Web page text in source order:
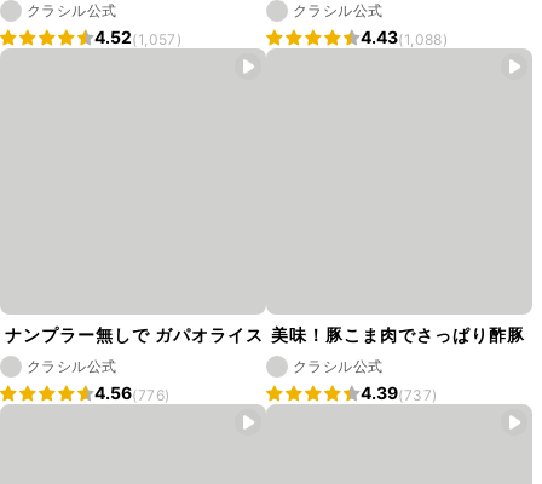
クラシル公式
4.52(1,057)
クラシル公式
4.43(1,088)
ナンプラー無しで ガパオライス
クラシル公式
4.56(776)
美味！豚こま肉でさっぱり酢豚
クラシル公式
4.39(737)